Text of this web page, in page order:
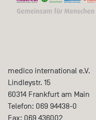
medico international e.V.
Lindleystr. 15
60314 Frankfurt am Main
Telefon: 069 94438-0
Fax: 069 436002